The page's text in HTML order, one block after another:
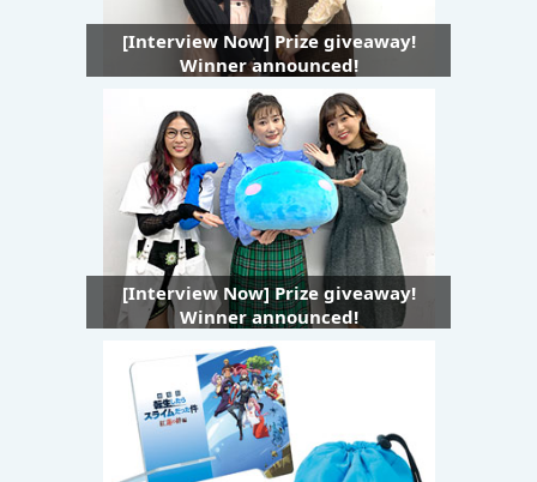
[Interview Now] Prize giveaway!
Winner announced!
[Interview Now] Prize giveaway!
Winner announced!